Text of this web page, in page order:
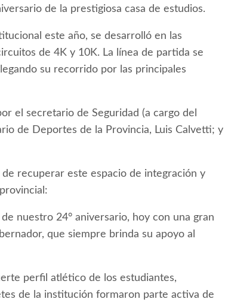
de la prestigiosa casa de estudios.
este año, se desarrolló en las
de 4K y 10K. La línea de partida se
su recorrido por las principales
el secretario de Seguridad (a cargo del
de Deportes de la Provincia, Luis Calvetti; y
recuperar este espacio de integración y
nuestro 24° aniversario, hoy con una gran
que siempre brinda su apoyo al
perfil atlético de los estudiantes,
de la institución formaron parte activa de